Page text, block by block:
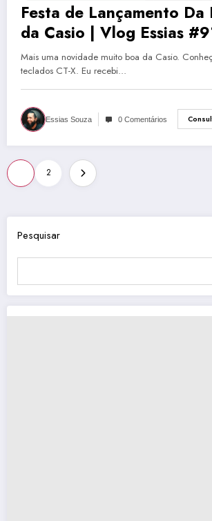
Festa de Lançamento Da
da Casio | Vlog Essias
Mais uma novidade muito boa da Casio.
teclados CT-X. Eu recebi…
Essias Souza 0 Comentários
Paginação
de
posts
2
Pesquisar